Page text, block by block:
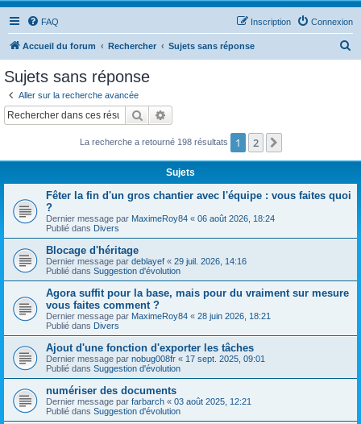
FAQ Connexion
Inscription
Accueil du forum Rechercher Sujets sans réponse
c
Sujets sans réponse
Aller sur la recherche avancée
Rechercher
La recherche a retourné 198 résultats 1 2
Sujets
Fêter la fin d'un gros chantier avec l'équipe : vous faites quoi
?
Dernier message par MaximeRoy84 « 06 août 2026, 18:24
Publié dans Divers
Blocage d'héritage
Dernier message par deblayef « 29 juil. 2026, 14:16
Publié dans Suggestion d'évolution
Agora suffit pour la base, mais pour du vraiment sur mesure
vous faites comment ?
Dernier message par MaximeRoy84 « 28 juin 2026, 18:21
Publié dans Divers
Ajout d'une fonction d'exporter les tâches
Dernier message par nobug008fr « 17 sept. 2025, 09:01
Publié dans Suggestion d'évolution
numériser des documents
Dernier message par farbarch « 03 août 2025, 12:21
Publié dans Suggestion d'évolution